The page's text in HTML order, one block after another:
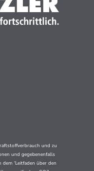
und zu
und gegebenenfalls
'Leitfaden über den